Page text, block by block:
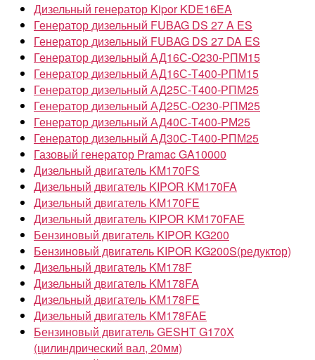
Дизельный генератор Kipor KDE16EA
Генератор дизельный FUBAG DS 27 A ES
Генератор дизельный FUBAG DS 27 DA ES
Генератор дизельный АД16С-О230-РПМ15
Генератор дизельный АД16С-Т400-РПМ15
Генератор дизельный АД25С-Т400-РПМ25
Генератор дизельный АД25С-О230-РПМ25
Генератор дизельный АД40С-Т400-РМ25
Генератор дизельный АД30С-Т400-РПМ25
Газовый генератор Pramac GA10000
Дизельный двигатель KM170FS
Дизельный двигатель KIPOR KM170FA
Дизельный двигатель KM170FE
Дизельный двигатель KIPOR KM170FAE
Бензиновый двигатель KIPOR KG200
Бензиновый двигатель KIPOR KG200S(редуктор)
Дизельный двигатель KM178F
Дизельный двигатель KM178FA
Дизельный двигатель KM178FE
Дизельный двигатель KM178FAE
Бензиновый двигатель GESHT G170X
(цилиндрический вал, 20мм)